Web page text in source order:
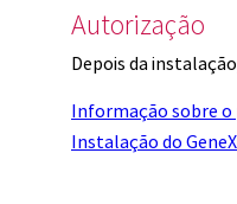
Autorização
Depois da
Informação sobre o
Instalação do